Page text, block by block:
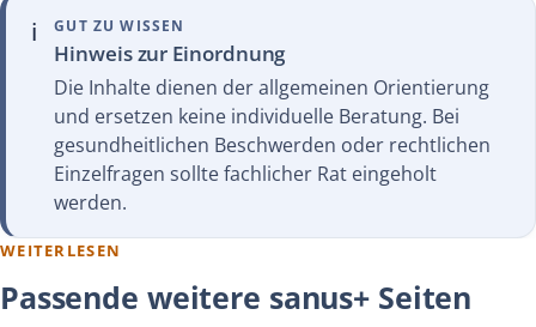
ℹ️ GUT ZU WISSEN
Hinweis zur Einordnung
Die Inhalte dienen der allgemeinen Orientierung
und ersetzen keine individuelle Beratung. Bei
gesundheitlichen Beschwerden oder rechtlichen
Einzelfragen sollte fachlicher Rat eingeholt
werden.
WEITERLESEN
Passende weitere sanus+ Seiten